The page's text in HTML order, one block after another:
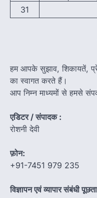
31
हम आपके सुझाव, शिकायतें,
का स्वागत करते हैं।
आप निम्न माध्यमों से हमसे
एडिटर / संपादक :
रोशनी देवी
फ़ोन:
+91-7451 979 235
विज्ञापन एवं व्यापार संबंधी